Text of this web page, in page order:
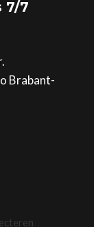
7/7
Brabant-